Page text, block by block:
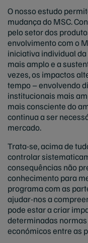
O nosso estudo
mudança do MSC.
pelo setor dos
envolvimento com o
iniciativa individual
mais amplo e a
vezes, os impactos
tempo – envolvendo
institucionais mais
mais consciente do
continua a ser
mercado.
Trata-se, acima de
controlar
consequências não
conhecimento para
programa com as
ajudar-nos a
pode estar a criar
determinadas
económicos entre as